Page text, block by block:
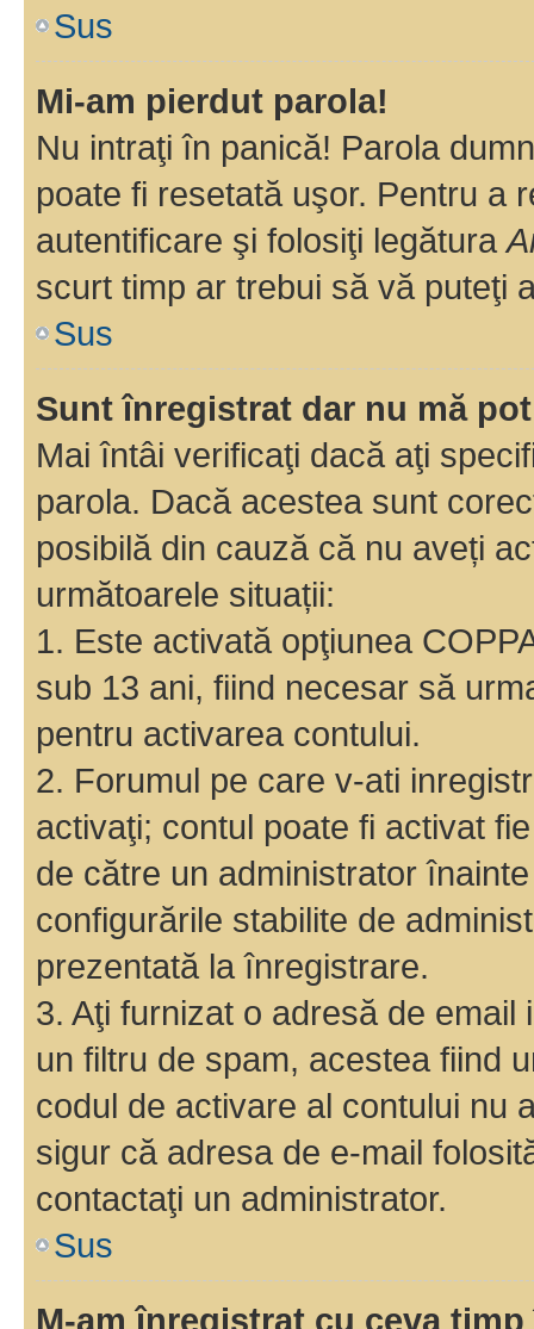
Sus
Mi-am pierdut parola!
Nu intraţi în panică! Parola
poate fi resetată uşor. Pentru a
autentificare şi folosiţi legătura
scurt timp ar trebui să vă puteţi
Sus
Sunt înregistrat dar nu mă
Mai întâi verificaţi dacă aţi
parola. Dacă acestea sunt
posibilă din cauză că nu aveți
următoarele situații:
1. Este activată opţiunea
sub 13 ani, fiind necesar să
pentru activarea contului.
2. Forumul pe care v-ati
activaţi; contul poate fi activat
de către un administrator
configurările stabilite de
prezentată la înregistrare.
3. Aţi furnizat o adresă de
un filtru de spam, acestea fiind
codul de activare al contului nu
sigur că adresa de e-mail
contactaţi un administrator.
Sus
M-am înregistrat cu ceva